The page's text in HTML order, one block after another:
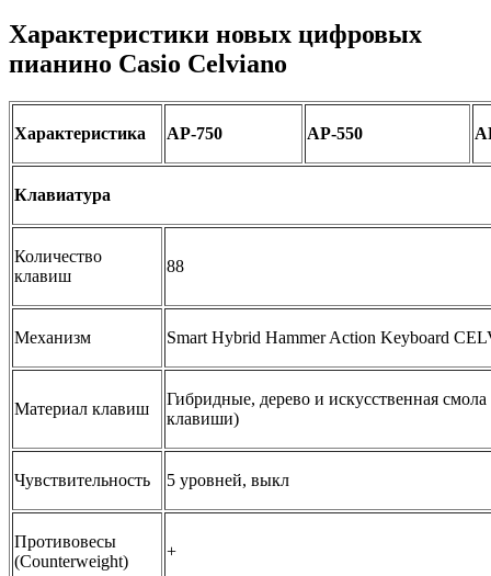
Характеристики новых цифровых
пианино Casio Celviano
Характеристика AP-750 AP-550
Клавиатура
Количество
клавиш
88
Механизм Smart Hybrid Hammer Action Keyboard
Материал клавиш
Гибридные, дерево и искусственная
клавиши)
Чувствительность 5 уровней, выкл
Противовесы
(Counterweight)
+